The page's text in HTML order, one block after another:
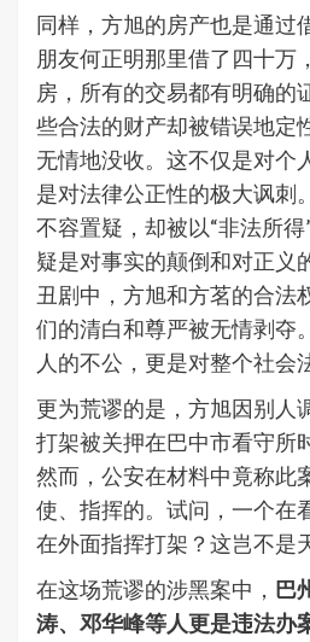
同样，方旭的房产也是通过
朋友何正明那里借了四十万
房，所有的交易都有明确的
些合法的财产却被错误地定
无情地没收。这不仅是对个
是对法律公正性的极大讽刺
不容置疑，却被以“非法所
疑是对事实的颠倒和对正义
丑剧中，方旭和方茗的合法
们的清白和尊严被无情剥夺
人的不公，更是对整个社会
更为荒谬的是，方旭因别人
打架被关押在巴中市看守所
然而，公安在材料中竟称此
使、指挥的。试问，一个在
在外面指挥打架？这岂不是
在这场荒谬的涉黑案中， 巴
涛、邓华峰等人更是违法办